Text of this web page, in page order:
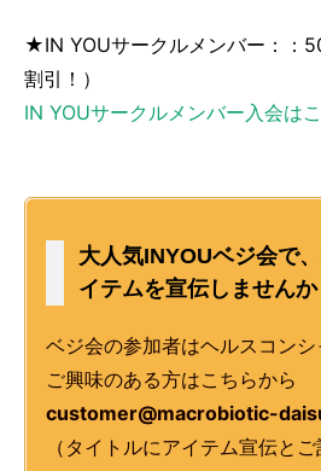
★IN YOUサークルメンバー：：
割引！）
IN YOUサークルメンバー入会はこ
大人気INYOUベジ会で
イテムを宣伝しませんか
ベジ会の参加者はヘルスコンシ
ご興味のある方はこちらから
customer@macrobiotic-
（タイトルにアイテム宣伝とご